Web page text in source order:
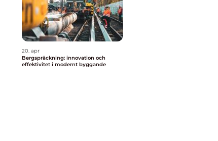
20. apr
Bergspräckning: innovation och
effektivitet i modernt byggande